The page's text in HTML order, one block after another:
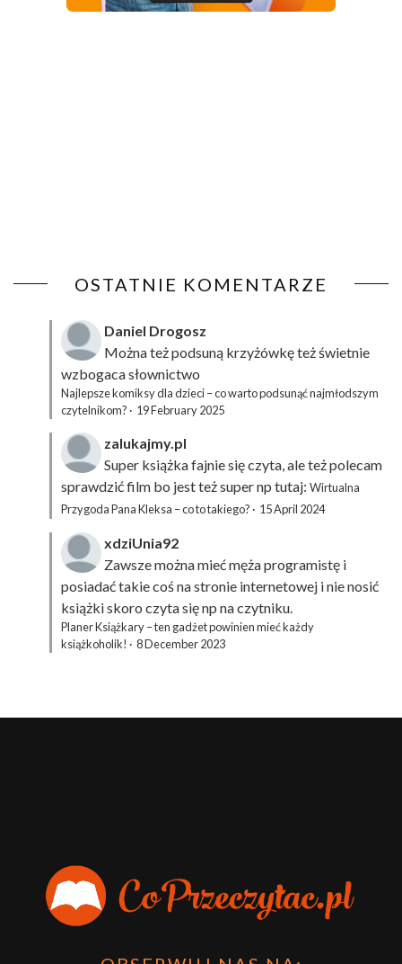
OSTATNIE KOMENTARZE
Daniel Drogosz
Można też podsuną krzyżówkęteż świetnie
wzbogaca słownictwo
Najlepsze komiksy dla dzieci – co warto podsunąć najmłodszym
czytelnikom? · 19 February 2025
zalukajmy.pl
Super książka fajnie się czyta, ale też polecam
sprawdzić film bo jest też super np tutaj: Wirtualna
Przygoda Pana Kleksa – co to takiego? · 15 April 2024
xdziUnia92
Zawsze można mieć męża programistę i
posiadać takie coś na stronie internetowej i nie nosić
książki skoro czyta się np na czytniku.
Planer Książkary – ten gadżet powinien mieć każdy
książkoholik! · 8 December 2023